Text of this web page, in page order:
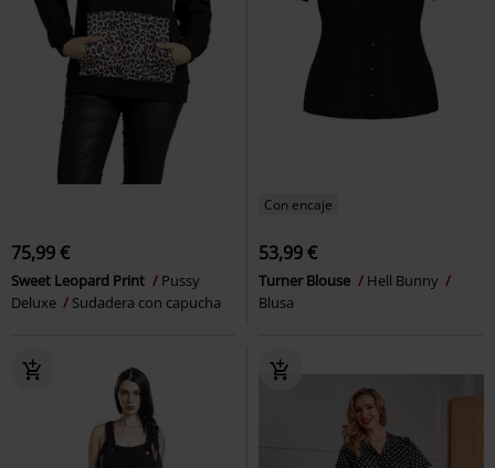
75,99 €
Sweet Leopard Print
Pussy
Deluxe
Sudadera con capucha
Con encaje
53,99 €
Turner Blouse
Hell Bunny
Blusa